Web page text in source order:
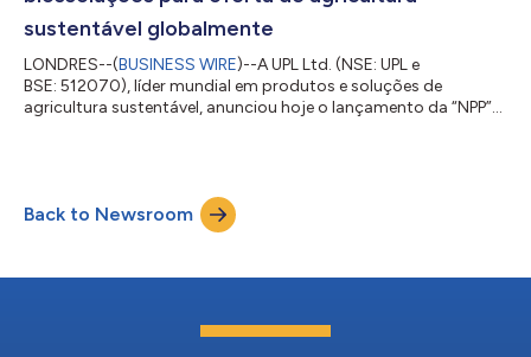
sustentável globalmente
LONDRES--(BUSINESS WIRE)--A UPL Ltd. (NSE: UPL e
BSE: 512070), líder mundial em produtos e soluções de
agricultura sustentável, anunciou hoje o lançamento da “NPP”
como uma marca independente, consolidando o atual
portfólio de biossoluções da UPL, rede de laboratórios e
instalações de P&D mundialmente, que representa ho...
Back to Newsroom